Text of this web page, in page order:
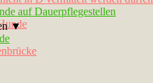
auf Dauerpflegestellen
▼